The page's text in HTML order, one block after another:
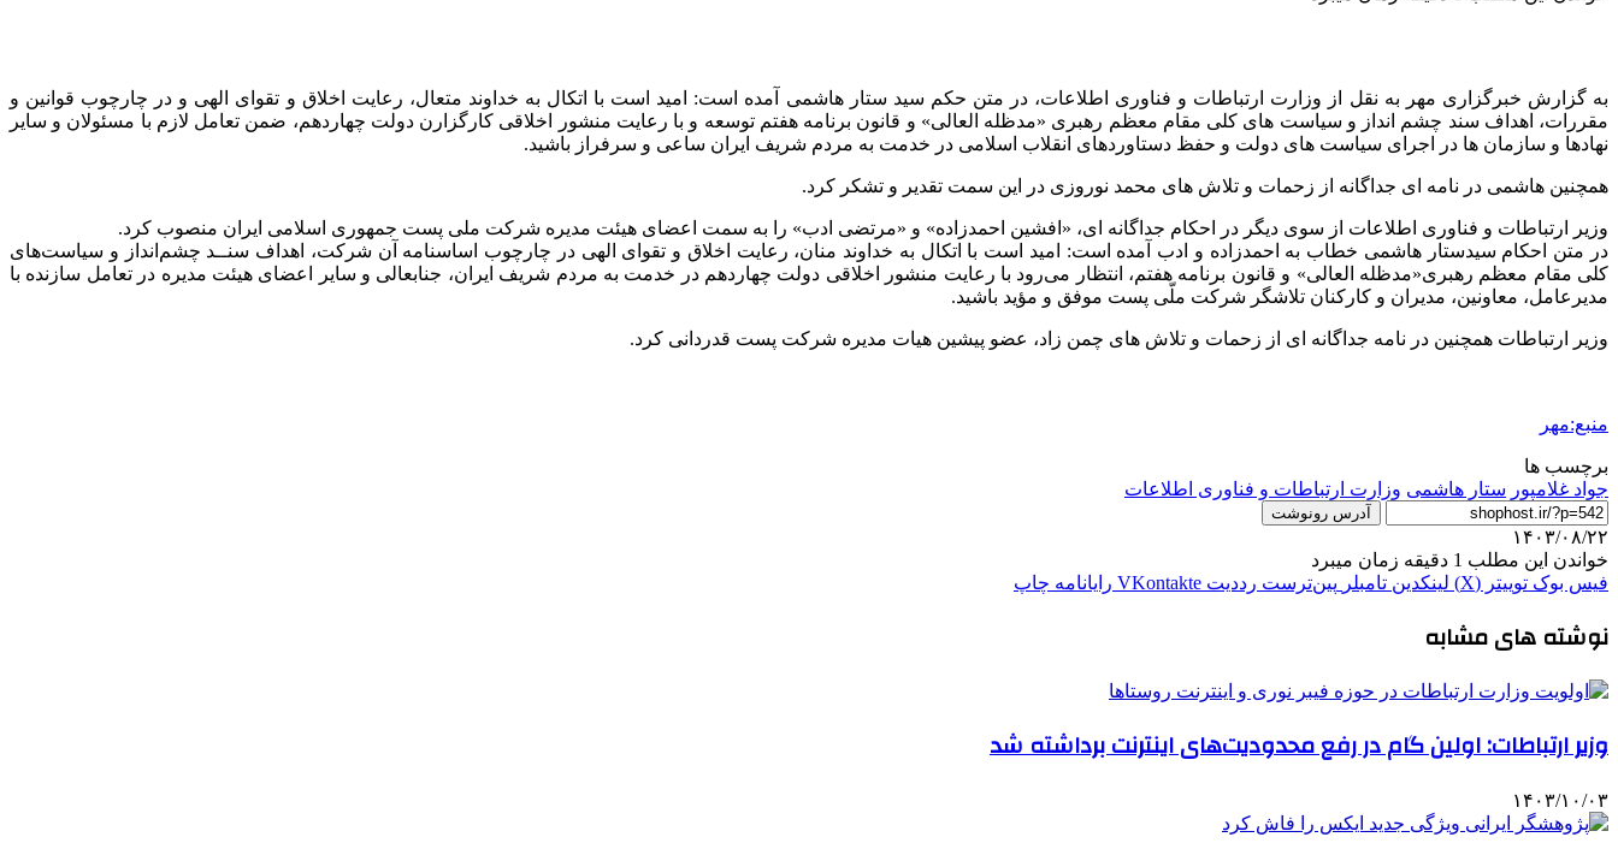
به گزارش خبرگزاری مهر به نقل از وزارت ارتباطات و فناوری اطلاعات، در متن حکم سید ستار هاشمی آمده است: امید است با اتکال به خداوند متعال، رعایت اخلاق و تقوای الهی و در چارچوب قوانین و
مقررات، اهداف سند چشم انداز و سیاست های کلی مقام معظم رهبری «مدظله العالی» و قانون برنامه هفتم توسعه و با رعایت منشور اخلاقی کارگزارن دولت چهاردهم، ضمن تعامل لازم با مسئولان و سایر
نهادها و سازمان ها در اجرای سیاست های دولت و حفظ دستاوردهای انقلاب اسلامی در خدمت به مردم شریف ایران ساعی و سرفراز باشید.
همچنین هاشمی در نامه ای جداگانه از زحمات و تلاش های محمد نوروزی در این سمت تقدیر و تشکر کرد.
وزیر ارتباطات و فناوری اطلاعات از سوی دیگر در احکام جداگانه ای، «افشین احمدزاده» و «مرتضی ادب» را به سمت اعضای هیئت مدیره شرکت ملی پست جمهوری اسلامی ایران منصوب کرد.
در متن احکام سیدستار هاشمی خطاب به احمدزاده و ادب آمده است: امید است با اتکال به خداوند منان، رعایت اخلاق و تقوای الهی در چارچوب اساسنامه آن شرکت، اهداف سنــد چشم‌انداز و سیاست‌های
کلی مقام معظم رهبری«مدظله العالی» و قانون برنامه هفتم، انتظار می‌رود با رعایت منشور اخلاقی دولت چهاردهم در خدمت به مردم شریف ایران، جنابعالی و سایر اعضای هیئت مدیره در تعامل سازنده با
مدیرعامل، معاونین، مدیران و کارکنان تلاشگر شرکت ملّی پست موفق و مؤید باشید.
وزیر ارتباطات همچنین در نامه جداگانه ای از زحمات و تلاش های چمن زاد، عضو پیشین هیات مدیره شرکت پست قدردانی کرد.
منبع:مهر
برچسب ها
جواد غلامپور ستار هاشمی وزارت ارتباطات و فناوری اطلاعات
آدرس رونوشت
۱۴۰۳/۰۸/۲۲
خواندن این مطلب 1 دقیقه زمان میبرد
فیس بوک توییتر (X) لینکدین ‫تامبلر ‫پین‌ترست ‫رددیت ‫VKontakte رایانامه چاپ
نوشته های مشابه
وزیر ارتباطات: اولین گام در رفع محدودیت‌های اینترنت برداشته شد
۱۴۰۳/۱۰/۰۳